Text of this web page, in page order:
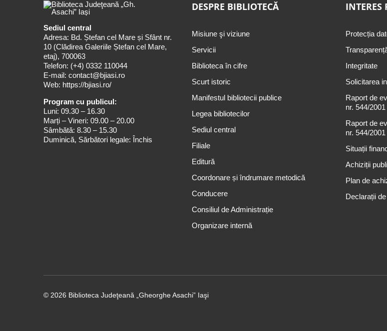
Sediul central
Adresa: Bd. Ștefan cel Mare și Sfânt nr.
10 (Clădirea Galeriile Ștefan cel Mare,
etaj), 700063
Telefon: (+4) 0332 110044
E-mail: contact@bjiasi.ro
Web: https://bjiasi.ro/
Program cu publicul:
Luni: 09.30 – 16.30
Marți – Vineri: 09.00 – 20.00
Sâmbătă: 8.30 – 15.30
Duminică, Sărbători legale: Închis
DESPRE BIBLIOTECĂ
Misiune şi viziune
Servicii
Biblioteca în cifre
Scurt istoric
Manifestul bibliotecii publice
Legea bibliotecilor
Sediul central
Filiale
Editură
Coordonare și îndrumare metodică
Conducere
Consiliul de Administrație
Organizare internă
INTERES
Protecția
Integritate
Solicitarea
Raport de
nr. 544/
Raport de
nr. 544/
Situații
Achiziții
Plan de
Declarații
© 2026 Biblioteca Judeţeană „Gheorghe Asachi” Iaşi